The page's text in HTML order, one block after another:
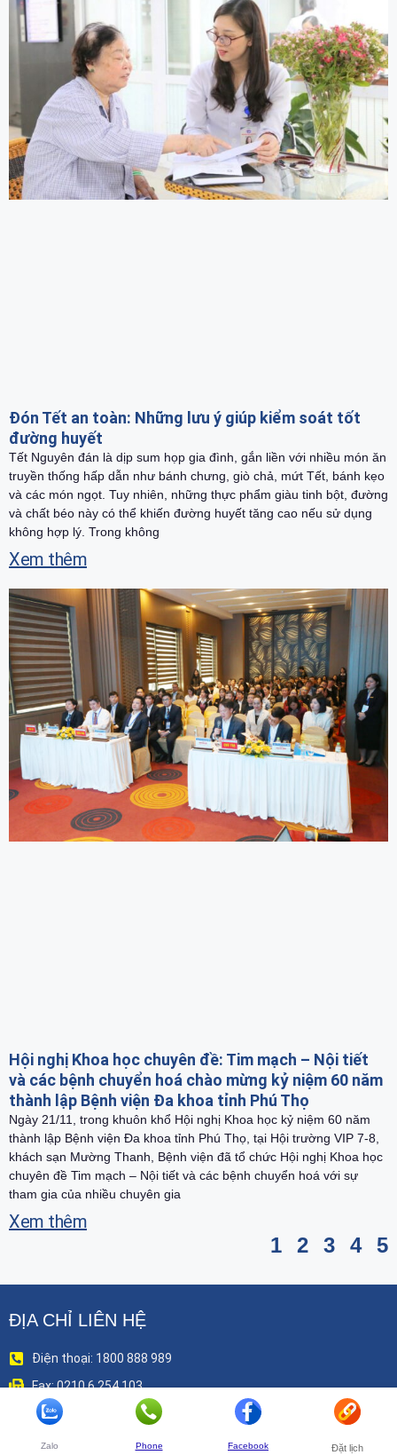
Đón Tết an toàn: Những lưu ý giúp kiểm soát tốt
đường huyết
Tết Nguyên đán là dịp sum họp gia đình, gắn liền với nhiều món ăn
truyền thống hấp dẫn như bánh chưng, giò chả, mứt Tết, bánh kẹo
và các món ngọt. Tuy nhiên, những thực phẩm giàu tinh bột, đường
và chất béo này có thể khiến đường huyết tăng cao nếu sử dụng
không hợp lý. Trong không
Xem thêm
Hội nghị Khoa học chuyên đề: Tim mạch – Nội tiết
và các bệnh chuyển hoá chào mừng kỷ niệm 60 năm
thành lập Bệnh viện Đa khoa tỉnh Phú Thọ
Ngày 21/11, trong khuôn khổ Hội nghị Khoa học kỷ niệm 60 năm
thành lập Bệnh viện Đa khoa tỉnh Phú Thọ, tại Hội trường VIP 7-8,
khách sạn Mường Thanh, Bệnh viện đã tổ chức Hội nghị Khoa học
chuyên đề Tim mạch – Nội tiết và các bệnh chuyển hoá với sự
tham gia của nhiều chuyên gia
Xem thêm
1 2 3 4 5
ĐỊA CHỈ LIÊN HỆ
Điện thoại: 1800 888 989
Fax: 0210 6 254 103
Email: contact@benhviendakhoatinhphutho.vn
Địa chỉ: Nguyễn Tất Thành - P. Việt Trì - T.Phú Thọ
Zalo Phone Facebook